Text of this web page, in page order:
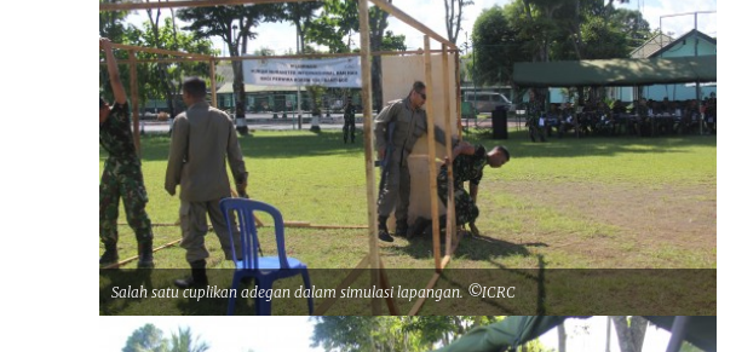
Salah satu cuplikan adegan dalam simulasi lapangan. ©ICRC